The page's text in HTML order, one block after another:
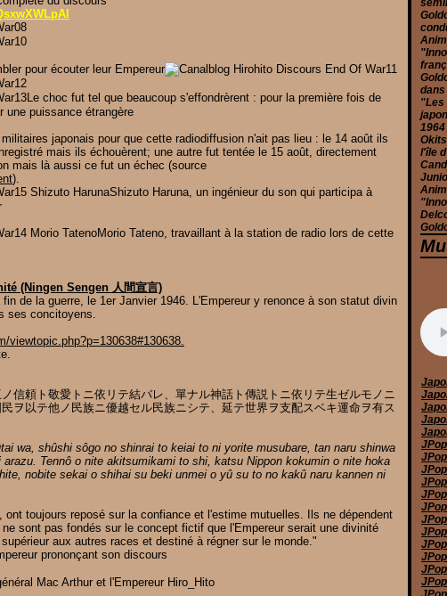
pour écouter leur Empereur
Le choc fut tel que beaucoup s'effondrèrent : pour la première fois de
une puissance étrangère
japonais pour que cette radiodiffusion n'ait pas lieu : le 14 août ils
mais ils échouèrent; une autre fut tentée le 15 août, directement
mais là aussi ce fut un échec (source
).
Shizuto Haruna, un ingénieur du son qui participa à
Morio Tateno, travaillant à la station de radio lors de cette
(Ningen Sengen 人間宣言)
de la guerre, le 1er Janvier 1946. L'Empereur y renonce à son statut divin
ses concitoyens.
viewtopic.php?p=130638#130638.
信頼ト敬愛トニ依リテ結バレ、單ナル神話ト傳説トニ依リテ生ゼルモノニ
ヲ以テ他ノ民族ニ優越セル民族ニシテ、延テ世界ヲ支配スベキ運命ヲ有ス
wa, shûshi sôgo no shinrai to keiai to ni yorite musubare, tan naru shinwa
Tennô o nite akitsumikami to shi, katsu Nippon kokumin o nite hoka
nobite sekai o shihai su beki unmei o yû su to no kakû naru kannen ni
toujours reposé sur la confiance et l'estime mutuelles. Ils ne dépendent
sont pas fondés sur le concept fictif que l'Empereur serait une divinité
aux autres races et destiné à régner sur le monde."
prononçant son discours
Mac Arthur et l'Empereur Hiro_Hito
"Les
1964
l'île